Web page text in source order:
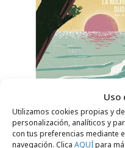
Uso
Utilizamos cookies propias y
personalización, analíticos y
con tus preferencias mediante
navegación. Clica AQUÍpara